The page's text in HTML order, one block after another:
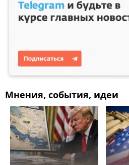
Мнения, события, идеи